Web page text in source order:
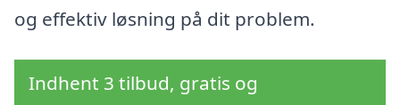
og effektiv løsning på dit problem.
Indhent 3 tilbud, gratis og